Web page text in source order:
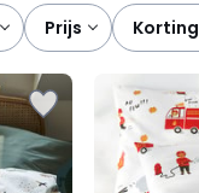
prijs korting